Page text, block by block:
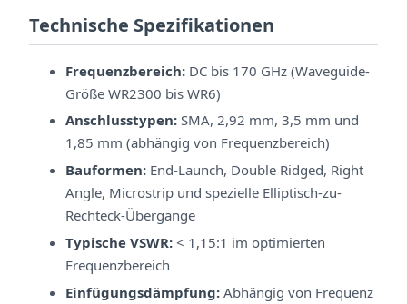
Technische Spezifikationen
Frequenzbereich: DC bis 170 GHz (Waveguide-
Größe WR2300 bis WR6)
Anschlusstypen: SMA, 2,92 mm, 3,5 mm und
1,85 mm (abhängig von Frequenzbereich)
Bauformen: End-Launch, Double Ridged, Right
Angle, Microstrip und spezielle Elliptisch-zu-
Rechteck-Übergänge
Typische VSWR: < 1,15:1 im optimierten
Frequenzbereich
Einfügungsdämpfung: Abhängig von Frequenz